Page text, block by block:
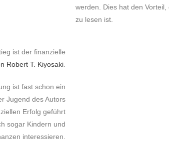
werden. Dies hat den
zu lesen ist.
ist der finanzielle
Robert T. Kiyosaki.
ist fast schon ein
Jugend des Autors
Erfolg geführt
sogar Kindern und
interessieren.